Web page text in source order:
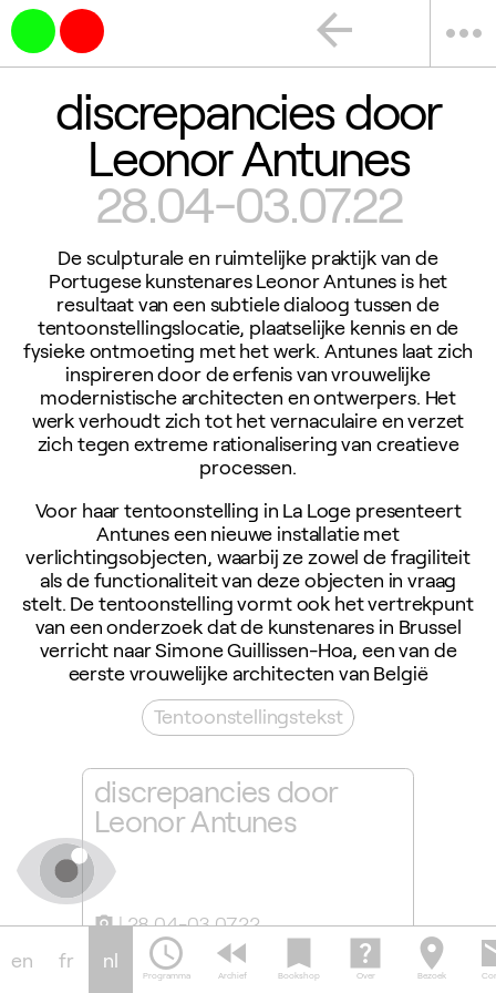
more_horiz
arrow_back
discrepancies door
Leonor Antunes
28.04-03.07.22
De sculpturale en ruimtelijke praktijk van de
Portugese kunstenares Leonor Antunes is het
resultaat van een subtiele dialoog tussen de
tentoonstellingslocatie, plaatselijke kennis en de
fysieke ontmoeting met het werk. Antunes laat zich
inspireren door de erfenis van vrouwelijke
modernistische architecten en ontwerpers. Het
werk verhoudt zich tot het vernaculaire en verzet
zich tegen extreme rationalisering van creatieve
processen.
Voor haar tentoonstelling in La Loge presenteert
Antunes een nieuwe installatie met
verlichtingsobjecten, waarbij ze zowel de fragiliteit
als de functionaliteit van deze objecten in vraag
stelt. De tentoonstelling vormt ook het vertrekpunt
van een onderzoek dat de kunstenares in Brussel
verricht naar Simone Guillissen-Hoa, een van de
eerste vrouwelijke architecten van België
Tentoonstellingstekst
discrepancies door
Leonor Antunes
camera_alt 28.04-03.07.22 slideshow
en
fr nl schedule
Programma
fast_rewind
Archief
bookmark
Bookshop
help_center
Over
location_on
Bezoek